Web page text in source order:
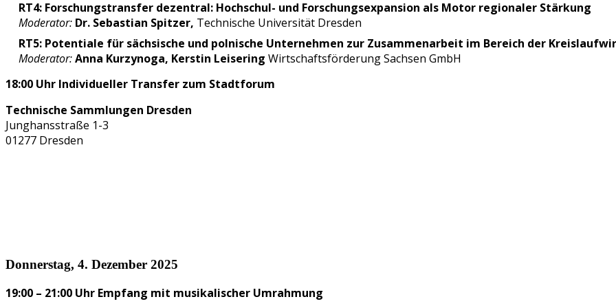
RT4: Forschungstransfer dezentral: Hochschul- und Forschungsexpansion als Motor regionaler Stärkung
Moderator: Dr. Sebastian Spitzer, Technische Universität Dresden
RT5: Potentiale für sächsische und polnische Unternehmen zur Zusammenarbeit im Bereich der
Moderator:Anna Kurzynoga, Kerstin Leisering Wirtschaftsförderung Sachsen GmbH
18:00 Uhr Individueller Transfer zum Stadtforum
Technische Sammlungen Dresden
Junghansstraße 1-3
01277 Dresden
Donnerstag, 4. Dezember 2025
19:00 – 21:00 Uhr Empfang mit musikalischer Umrahmung